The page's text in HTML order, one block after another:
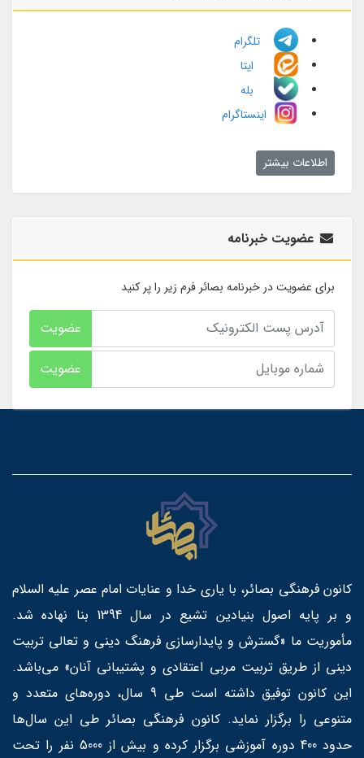
تلگرام
ایتا
بله
اینستاگرام
اطلاعات بیشتر
عضویت خبرنامه
برای عضویت در خبرنامه بصائر فرم زیر را پر کنید
عضویت
عضویت
کانون فرهنگی بصائر، با یاری خدا و عنایات امام عصر علیه السلام
و بر پایه اصول بنیادین تشیع در سال 1394 بنا نهاده شد.
مأموریت ما «گسترش و پایدارسازی فرهنگ دینی و تعالی تربیت
دینی از طریق تربیت مربی اعتقادی و پشتیبانی آنان» می‌باشد.
این کانون توفیق داشته است طی 9 سال، دوره‌های متعدد و
متنوعی را برگزار نماید. کانون فرهنگی بصائر طی این سال‌ها
حدود 400 دوره آموزشی برگزار کرده و بیش از 5000 نفر را تحت